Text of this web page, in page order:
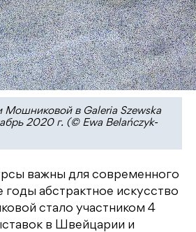
Мошниковой в Galeria Szewska
2020 г. (© Ewa Belańczyk-
важны для современного
годы абстрактное искусство
стало участником 4
в Швейцарии и